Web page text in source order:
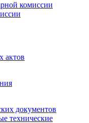
комиссии
актов
документов
технические